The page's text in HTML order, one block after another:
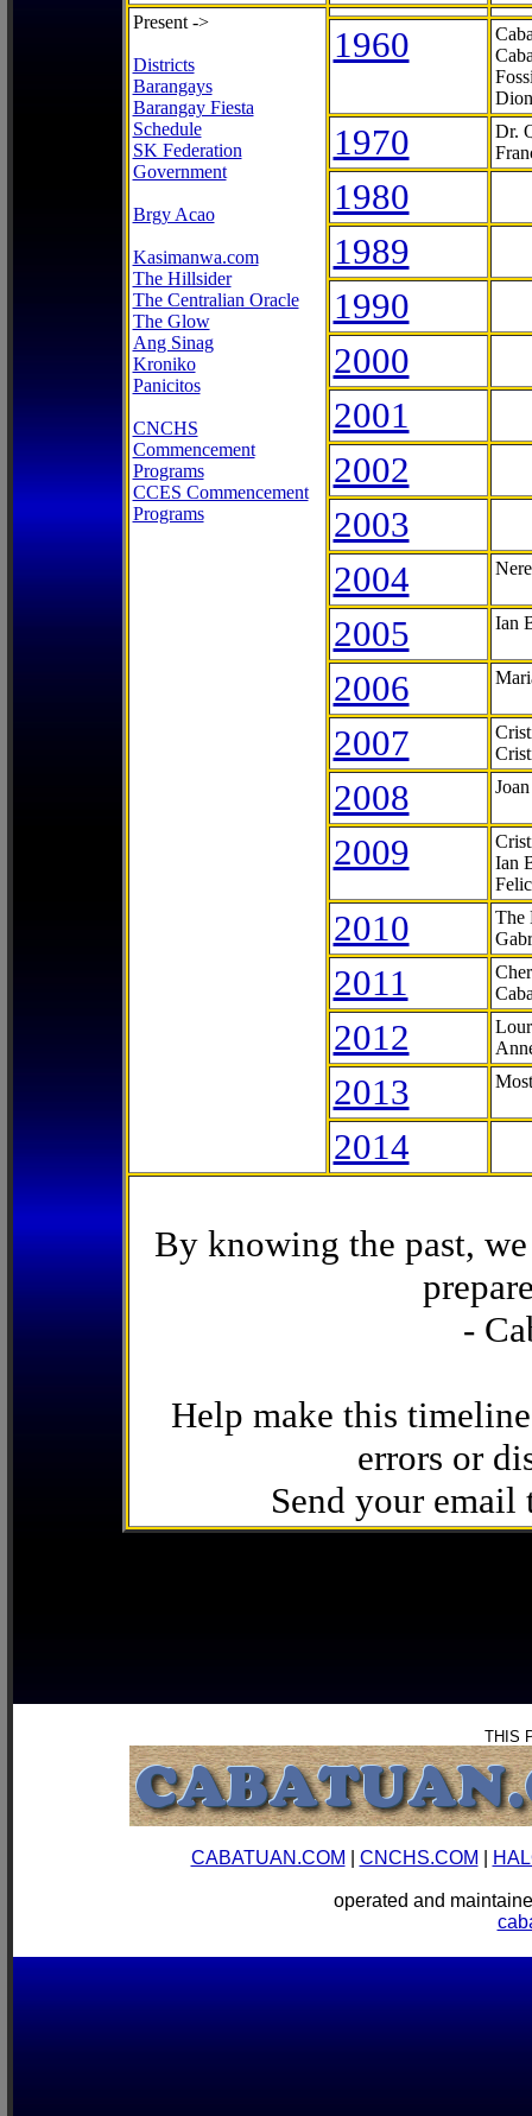
Present ->
Districts
Barangays
Barangay Fiesta
Schedule
SK Federation
Government
Brgy Acao
Kasimanwa.com
The Hillsider
The Centralian Oracle
The Glow
Ang Sinag
Kroniko
Panicitos
CNCHS
Commencement
Programs
CCES Commencement
Programs
1960
1970
Dr.
1980
1989
1990
2000
2001
2002
2003
2004
2005 Ian
2006
2007
2008
2009
Ian
2010
The
2011
2012
2013
2014
By knowing the past,
-
Help make this
errors or
Send your email
THIS
CABATUAN.COM CNCHS.COM
operated and